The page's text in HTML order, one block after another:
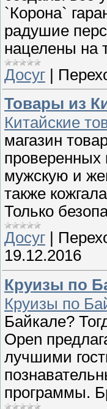
`Корона`
радушие
нацелены на
Досуг |
Товары из
Китайские
магазин
проверенных
мужскую и
также
Только
Досуг
19.12.2016
Круизы по
Круизы по
Байкале?
Open
лучшими
программы.